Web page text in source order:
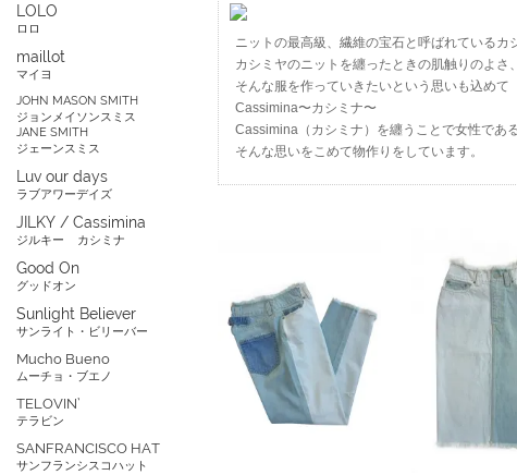
ニットの最高級、繊維の宝石と呼ばれているカ
カシミヤのニットを纏ったときの肌触りのよさ
そんな服を作っていきたいという思いも込めて
Cassimina〜カシミナ〜
Cassimina（カシミナ）を纏うことで女性であ
そんな思いをこめて物作りをしています。
LOLO
ロロ
maillot
マイヨ
JOHN MASON SMITH
ジョンメイソンスミス
JANE SMITH
ジェーンスミス
Luv our days
ラブアワーデイズ
JILKY / Cassimina
ジルキー カシミナ
Good On
グッドオン
Sunlight Believer
サンライト・ビリーバー
Mucho Bueno
ムーチョ・ブエノ
TELOVIN’
テラビン
SANFRANCISCO HAT
サンフランシスコハット